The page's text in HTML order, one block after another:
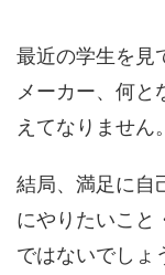
最近の学生を見
メーカー、何と
えてなりません。
結局、満足に自
にやりたいこと
ではないでしょ